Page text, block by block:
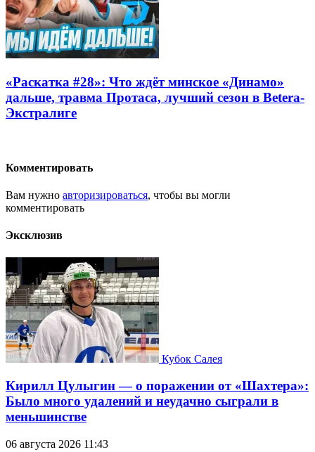
«Раскатка #28»: Что ждёт минское «Динамо»
дальше, травма Протаса, лучший сезон в Betera-
Экстралиге
Комментировать
Вам нужно авторизироваться, чтобы вы могли
комментировать
Эксклюзив
Кубок Салея
Кирилл Цулыгин — о поражении от «Шахтера»:
Было много удалений и неудачно сыграли в
меньшинстве
06 августа 2026 11:43